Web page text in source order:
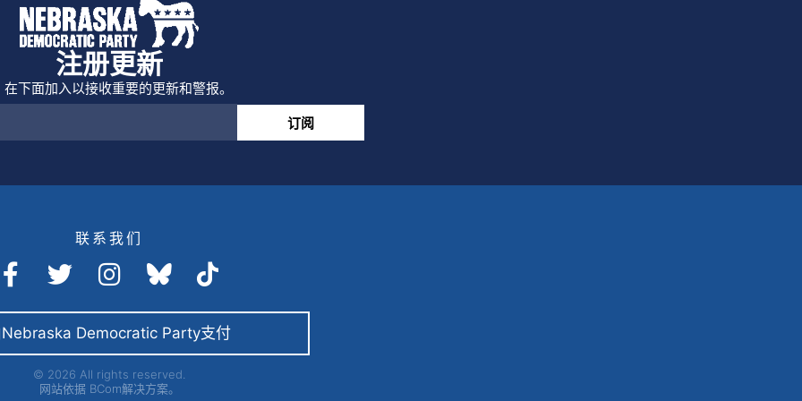
注册更新
在下面加入以接收重要的更新和警报。
订阅
联系我们
Democratic Party支付
© 2026 All rights reserved.
网站依据 BCom解决方案。